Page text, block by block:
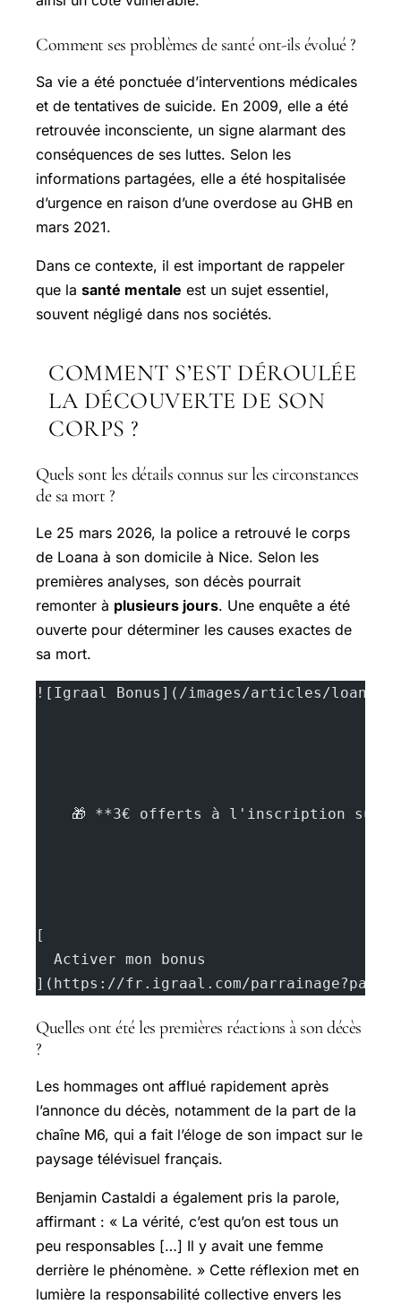
Comment ses problèmes de santé ont-ils évolué ?
Sa vie a été ponctuée d’interventions médicales
et de tentatives de suicide. En 2009, elle a été
retrouvée inconsciente, un signe alarmant des
conséquences de ses luttes. Selon les
informations partagées, elle a été hospitalisée
d’urgence en raison d’une overdose au GHB en
mars 2021.
Dans ce contexte, il est important de rappeler
que la santé mentale est un sujet essentiel,
souvent négligé dans nos sociétés.
COMMENT S’EST DÉROULÉE
LA DÉCOUVERTE DE SON
CORPS ?
Quels sont les détails connus sur les circonstances
de sa mort ?
Le 25 mars 2026, la police a retrouvé le corps
de Loana à son domicile à Nice. Selon les
premières analyses, son décès pourrait
remonter à plusieurs jours. Une enquête a été
ouverte pour déterminer les causes exactes de
sa mort.
![Igraal Bonus](/images/articles/loana-
🎁 **3€ offerts à l'inscription sur
[
  Activer mon bonus
](https://fr.igraal.com/
Quelles ont été les premières réactions à son décès
?
Les hommages ont afflué rapidement après
l’annonce du décès, notamment de la part de la
chaîne M6, qui a fait l’éloge de son impact sur le
paysage télévisuel français.
Benjamin Castaldi a également pris la parole,
affirmant : « La vérité, c’est qu’on est tous un
peu responsables […] Il y avait une femme
derrière le phénomène. » Cette réflexion met en
lumière la responsabilité collective envers les